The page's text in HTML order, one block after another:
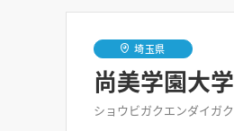
埼玉県
尚美学園大学
ショウビガクエンダイガク